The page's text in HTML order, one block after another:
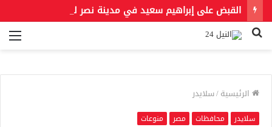
بحث
الرئيسية/سلايدر
سلايدر محافظات مصر منوعات